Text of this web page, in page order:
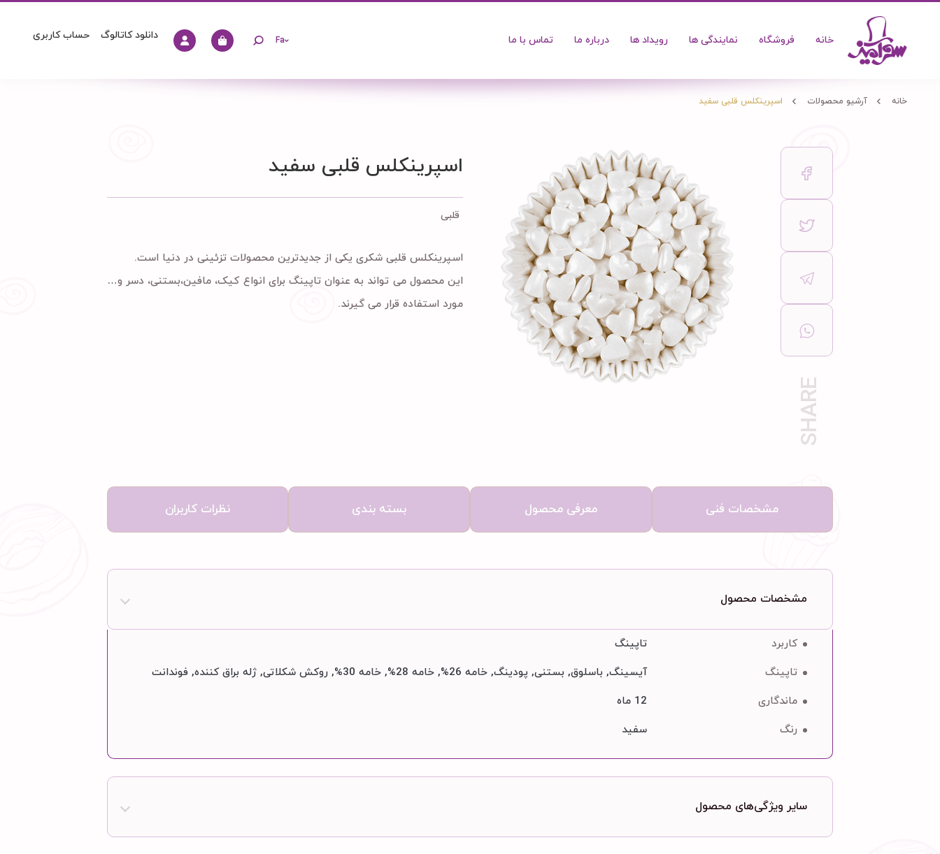
خانه فروشگاه نمایندگی ها رویداد ها درباره ما تماس با ما Fa دانلود کاتالوگ حساب کاربری
خانه آرشیو محصولات اسپرینکلس قلبی سفید
اسپرینکلس قلبی سفید
قلبی
اسپرینکلس قلبی شکری یکی از جدیدترین محصولات تزئینی در دنیا است.
این محصول می تواند به عنوان تاپینگ برای انواع کیک، مافین،بستنی، دسر و…
مورد استفاده قرار می گیرند.
مشخصات فنی معرفی محصول بسته بندی نظرات کاربران
مشخصات محصول
کاربرد
تاپینگ
تاپینگ
آیسینگ, باسلوق, بستنی, پودینگ, خامه 26%, خامه 28%, خامه 30%, روکش شکلاتی, ژله براق کننده, فوندانت
ماندگاری
12 ماه
رنگ
سفید
سایر ویژگی‌های محصول